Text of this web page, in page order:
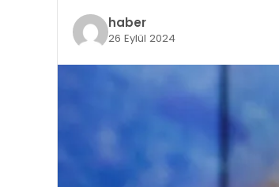
haber
26 Eylül 2024